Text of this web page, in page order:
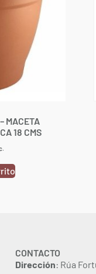
MACETA
18 CMS
CONTACTO
Dirección: Rúa